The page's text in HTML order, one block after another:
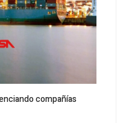
compañías